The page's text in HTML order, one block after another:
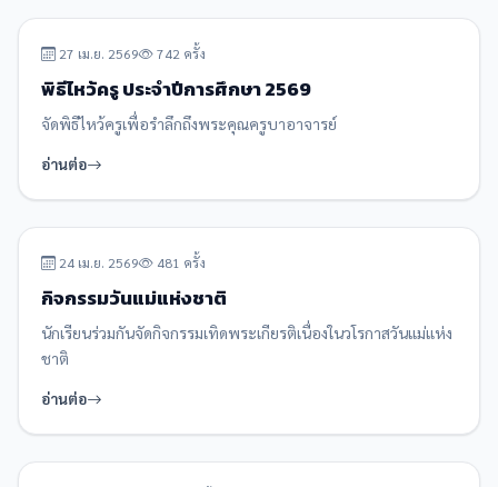
27 เม.ย. 2569 742 ครั้ง
พิธีไหว้ครู ประจำปีการศึกษา 2569
จัดพิธีไหว้ครูเพื่อรำลึกถึงพระคุณครูบาอาจารย์
อ่านต่อ
ข่าวกิจกรรม
24 เม.ย. 2569 481 ครั้ง
กิจกรรมวันแม่แห่งชาติ
นักเรียนร่วมกันจัดกิจกรรมเทิดพระเกียรติเนื่องในวโรกาสวันแม่แห่ง
ชาติ
อ่านต่อ
รางวัล/ผลงาน